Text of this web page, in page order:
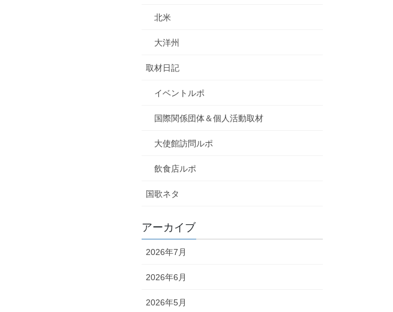
北米
大洋州
取材日記
イベントルポ
国際関係団体＆個人活動取材
大使館訪問ルポ
飲食店ルポ
国歌ネタ
アーカイブ
2026年7月
2026年6月
2026年5月